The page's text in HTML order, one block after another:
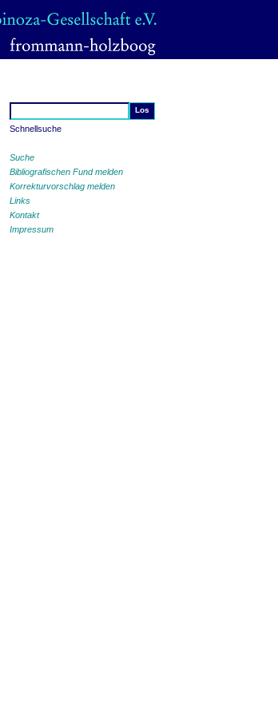
Schnellsuche
Suche
Bibliografischen Fund melden
Korrekturvorschlag melden
Links
Kontakt
Impressum